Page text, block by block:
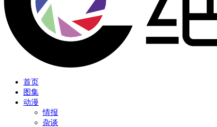
首页
图集
动漫
情报
杂谈